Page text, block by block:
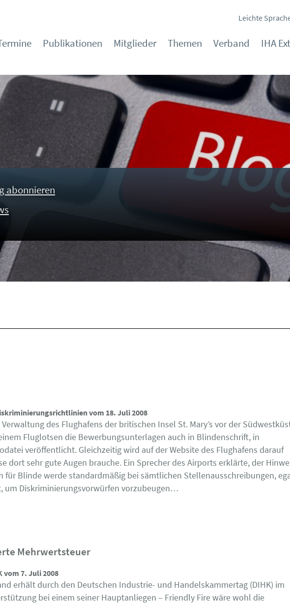
Leichte
Publikationen Mitglieder Themen Verband IHA
abonnieren
vom 18. Juli 2008
des Flughafens der britischen Insel St. Mary’s vor der
Fluglotsen die Bewerbungsunterlagen auch in Blindenschrift, in
veröffentlicht. Gleichzeitig wird auf der Website des Flughafens darauf
dort sehr gute Augen brauche. Ein Sprecher des Airports erklärte, der
für Blinde werde standardmäßig bei sämtlichen Stellenausschreibungen,
um Diskriminierungsvorwürfen vorzubeugen…
Mehrwertsteuer
vom 7. Juli 2008
erhält durch den Deutschen Industrie- und Handelskammertag (DIHK) im
bei einem seiner Hauptanliegen – Friendly Fire wäre wohl die